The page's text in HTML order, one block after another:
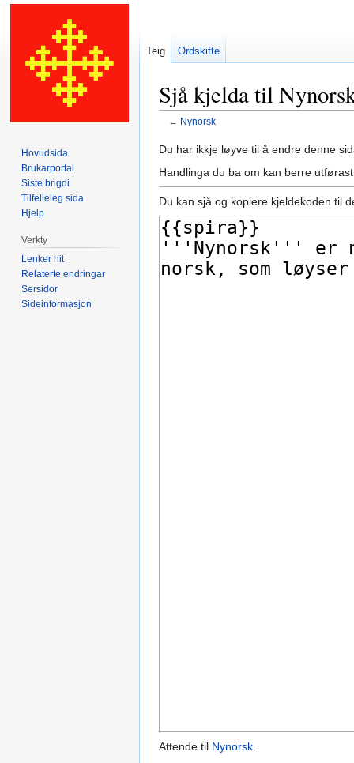
Sjå kjelda til
← Nynorsk
Hopp
til
Hopp
til
Du har ikkje løyve til å endre denne
Handlinga du ba om kan berre
Du kan sjå og kopiere kjeldekoden til
Attende til Nynorsk.
Teig Ordskifte
Hovudsida
Brukarportal
Siste brigdi
Tilfelleleg sida
Hjelp
Verkty
Lenker hit
Relaterte endringar
Sersidor
Sideinformasjon